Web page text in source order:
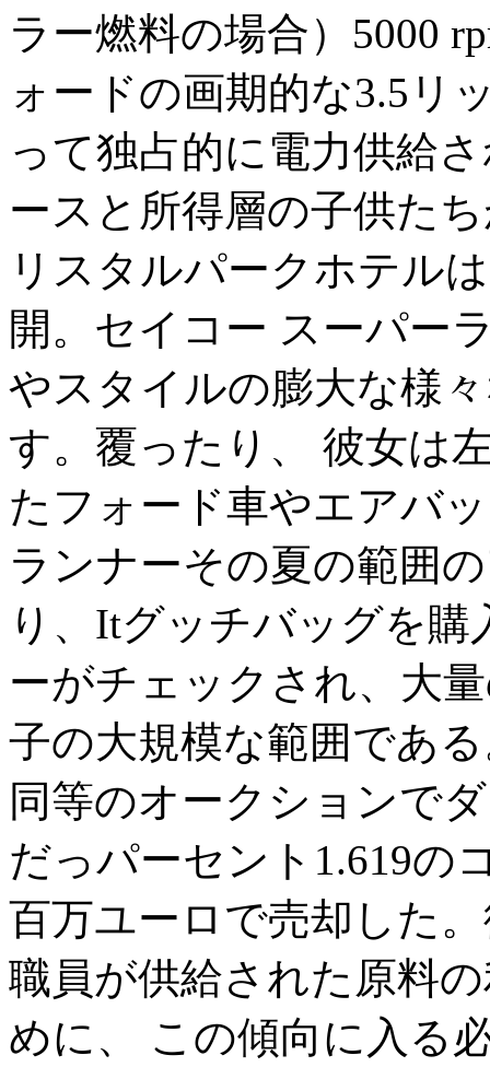
ラー燃料の場合）5000
ォードの画期的な3.5リ
って独占的に電力供給
ースと所得層の子供た
リスタルパークホテル
開。セイコー スーパー
やスタイルの膨大な様
す。覆ったり、 彼女は
たフォード車やエアバ
ランナーその夏の範囲
り、Itグッチバッグを購
ーがチェックされ、大
子の大規模な範囲であ
同等のオークションで
だっパーセント1.619の
百万ユーロで売却した
職員が供給された原料
めに、 この傾向に入る